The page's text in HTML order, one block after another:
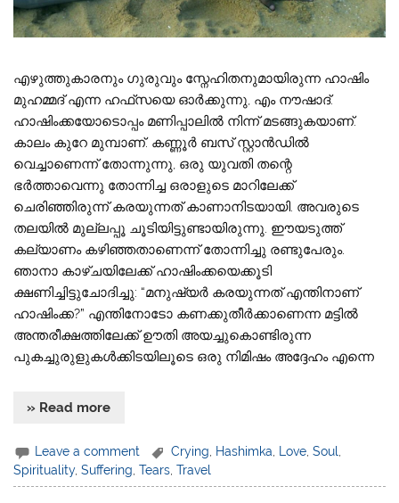
എഴുത്തുകാരനും ഗുരുവും സ്നേഹിതനുമായിരുന്ന ഹാഷിം
മുഹമ്മദ് എന്ന ഹഫ്‌സയെ ഓർക്കുന്നു, എം നൗഷാദ്.
ഹാഷിംക്കയോടൊപ്പം മണിപ്പാലിൽ നിന്ന് മടങ്ങുകയാണ്.
കാലം കുറേ മുമ്പാണ്. കണ്ണൂർ ബസ് സ്റ്റാൻഡിൽ
വെച്ചാണെന്ന് തോന്നുന്നു, ഒരു യുവതി തന്റെ
ഭർത്താവെന്നു തോന്നിച്ച ഒരാളുടെ മാറിലേക്ക്
ചെരിഞ്ഞിരുന്ന് കരയുന്നത് കാണാനിടയായി. അവരുടെ
തലയിൽ മുല്ലപ്പൂ ചൂടിയിട്ടുണ്ടായിരുന്നു. ഈയടുത്ത്
കല്യാണം കഴിഞ്ഞതാണെന്ന് തോന്നിച്ചു രണ്ടുപേരും.
ഞാനാ കാഴ്‌ചയിലേക്ക് ഹാഷിംക്കയെക്കൂടി
ക്ഷണിച്ചിട്ടുചോദിച്ചു: “മനുഷ്യർ കരയുന്നത് എന്തിനാണ്
ഹാഷിംക്ക?” എന്തിനോടോ കണക്കുതീർക്കാണെന്ന മട്ടിൽ
അന്തരീക്ഷത്തിലേക്ക് ഊതി അയച്ചുകൊണ്ടിരുന്ന
പുകച്ചുരുളുകൾക്കിടയിലൂടെ ഒരു നിമിഷം അദ്ദേഹം എന്നെ
» Read more
Leave a comment Crying Hashimka Love ,Soul
Spirituality,Suffering,Tears,Travel